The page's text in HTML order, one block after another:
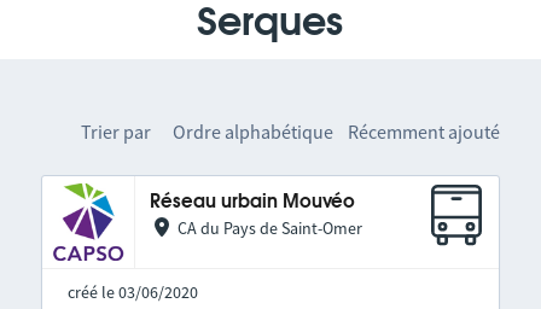
Serques
Trier par Ordre alphabétique Récemment ajouté
Réseau urbain Mouvéo
CA du Pays de Saint-Omer
créé le 03/06/2020